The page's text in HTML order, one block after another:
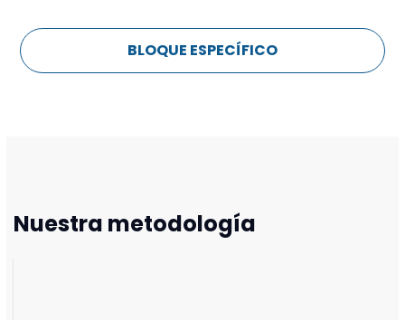
BLOQUE ESPECÍFICO
Nuestra metodología